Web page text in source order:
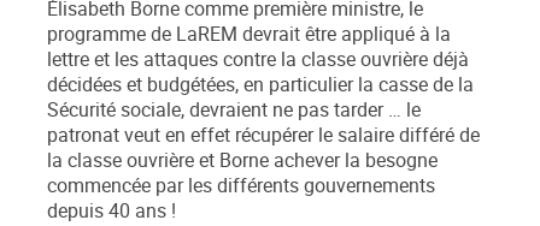
Élisabeth Borne comme première ministre, le
programme de LaREM devrait être appliqué à la
lettre et les attaques contre la classe ouvrière déjà
décidées et budgétées, en particulier la casse de la
Sécurité sociale, devraient ne pas tarder … le
patronat veut en effet récupérer le salaire différé de
la classe ouvrière et Borne achever la besogne
commencée par les différents gouvernements
depuis 40 ans !